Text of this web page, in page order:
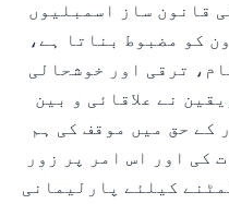
قانون ساز اسمبلیوں
کو مضبوط بناتا ہے،
ترقی اور خوشحالی
نے علاقائی و بین
کے حق میں موقف کی ہم
کی اور اس امر پر زور
کیلئے پارلیمانی